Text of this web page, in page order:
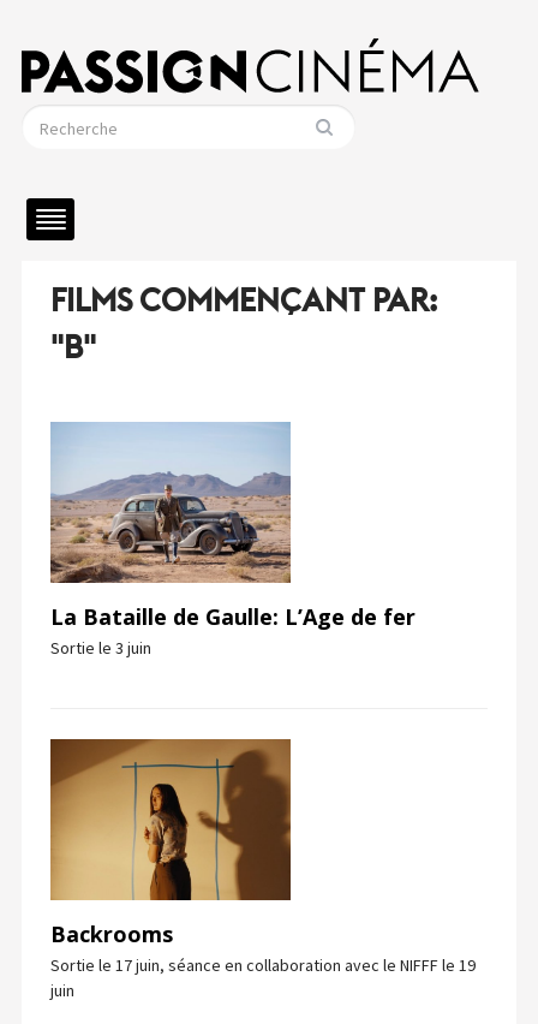
FILMS COMMENÇANT PAR:
"B"
La Bataille de Gaulle: L’Age de fer
Sortie le 3 juin
Backrooms
Sortie le 17 juin, séance en collaboration avec le NIFFF le 19
juin